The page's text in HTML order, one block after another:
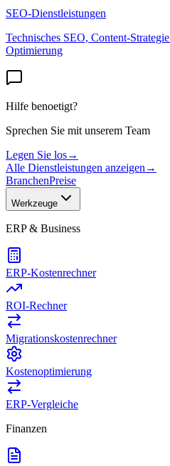
SEO-Dienstleistungen
Technisches SEO, Content-
Optimierung
Hilfe benoetigt?
Sprechen Sie mit unserem Team
Legen Sie los→
Alle Dienstleistungen anzeigen →
BranchenPreise
Werkzeuge
ERP & Business
ERP-Kostenrechner
ROI-Rechner
Migrationskostenrechner
Kostenoptimierung
ERP-Vergleiche
Finanzen